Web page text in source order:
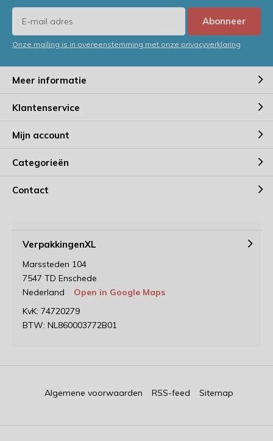
Abonneer
Onze mailing is in overeenstemming met onze privacyverklaring
Meer informatie
Klantenservice
Mijn account
Categorieën
Contact
VerpakkingenXL
Marssteden 104
7547 TD Enschede
Nederland
Open in Google Maps
KvK: 74720279
BTW: NL860003772B01
Algemene voorwaarden RSS-feed Sitemap